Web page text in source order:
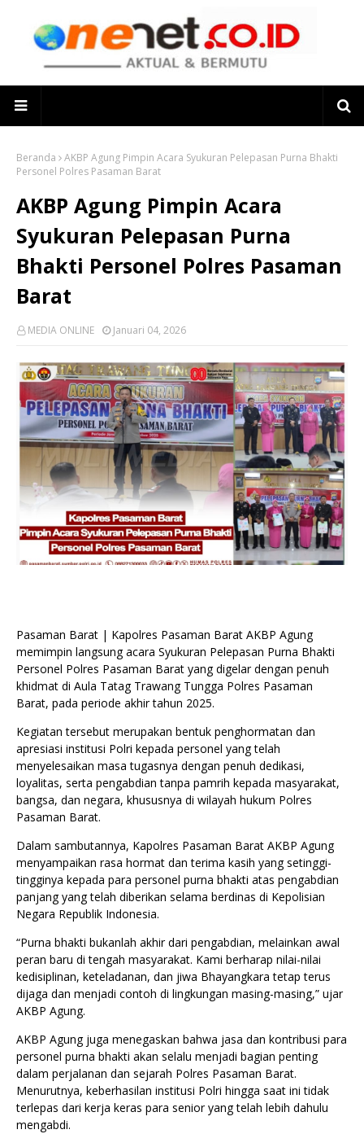
Beranda
AKBP Agung Pimpin Acara Syukuran Pelepasan Purna Bhakti
Personel Polres Pasaman Barat
AKBP Agung Pimpin Acara
Syukuran Pelepasan Purna
Bhakti Personel Polres Pasaman
Barat
MEDIA ONLINE Januari 04, 2026
Pasaman Barat | Kapolres Pasaman Barat AKBP Agung
memimpin langsung acara Syukuran Pelepasan Purna Bhakti
Personel Polres Pasaman Barat yang digelar dengan penuh
khidmat di Aula Tatag Trawang Tungga Polres Pasaman
Barat, pada periode akhir tahun 2025.
Kegiatan tersebut merupakan bentuk penghormatan dan
apresiasi institusi Polri kepada personel yang telah
menyelesaikan masa tugasnya dengan penuh dedikasi,
loyalitas, serta pengabdian tanpa pamrih kepada masyarakat,
bangsa, dan negara, khususnya di wilayah hukum Polres
Pasaman Barat.
Dalam sambutannya, Kapolres Pasaman Barat AKBP Agung
menyampaikan rasa hormat dan terima kasih yang setinggi-
tingginya kepada para personel purna bhakti atas pengabdian
panjang yang telah diberikan selama berdinas di Kepolisian
Negara Republik Indonesia.
“Purna bhakti bukanlah akhir dari pengabdian, melainkan awal
peran baru di tengah masyarakat. Kami berharap nilai-nilai
kedisiplinan, keteladanan, dan jiwa Bhayangkara tetap terus
dijaga dan menjadi contoh di lingkungan masing-masing,” ujar
AKBP Agung.
AKBP Agung juga menegaskan bahwa jasa dan kontribusi para
personel purna bhakti akan selalu menjadi bagian penting
dalam perjalanan dan sejarah Polres Pasaman Barat.
Menurutnya, keberhasilan institusi Polri hingga saat ini tidak
terlepas dari kerja keras para senior yang telah lebih dahulu
mengabdi.